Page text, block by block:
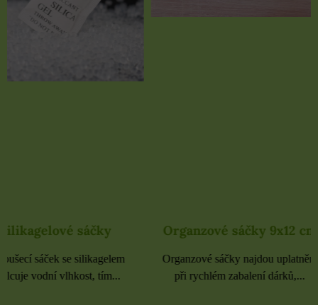
Organzové sáčky 9x12 cm
Organzové sáčky najdou uplatnění
při rychlém zabalení dárků,...
Organzové sáčky
Organzové sáčky najdou
při rychlém zabalení